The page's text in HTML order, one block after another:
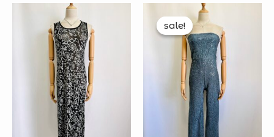
sale!
sale!
original
price
was:
$300.00.